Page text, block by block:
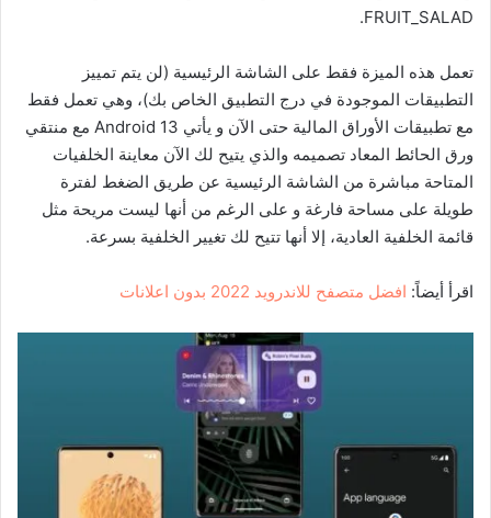
FRUIT_SALAD.
تعمل هذه الميزة فقط على الشاشة الرئيسية (لن يتم تمييز
التطبيقات الموجودة في درج التطبيق الخاص بك)، وهي تعمل فقط
مع تطبيقات الأوراق المالية حتى الآن و يأتي Android 13 مع منتقي
ورق الحائط المعاد تصميمه والذي يتيح لك الآن معاينة الخلفيات
المتاحة مباشرة من الشاشة الرئيسية عن طريق الضغط لفترة
طويلة على مساحة فارغة و على الرغم من أنها ليست مريحة مثل
قائمة الخلفية العادية، إلا أنها تتيح لك تغيير الخلفية بسرعة.
اقرأ أيضاً: افضل متصفح للاندرويد 2022 بدون اعلانات